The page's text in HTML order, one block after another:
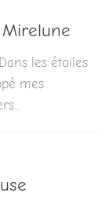
les étoiles
mes